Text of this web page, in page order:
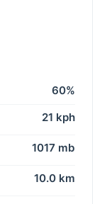
60%
21 kph
1017 mb
10.0 km